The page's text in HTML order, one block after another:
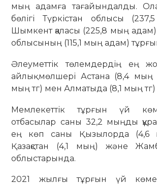
мың адамға тағайындалды.
бөлігі Түркістан облысы
Шымкент қаласы (225,8 мың
облысының (115,1 мың адам)
Әлеуметтік төлемдердің ең
айлық мөлшері Астана (8,4
мың тг) мен Алматыда (8,1 мың тг)
Мемлекеттік тұрғын үй
отбасылар саны 32,2 мыңды
ең көп саны Қызылорда (4,6
Қазақстан (4,1 мың) және
облыстарында.
2021 жылғы тұрғын үй